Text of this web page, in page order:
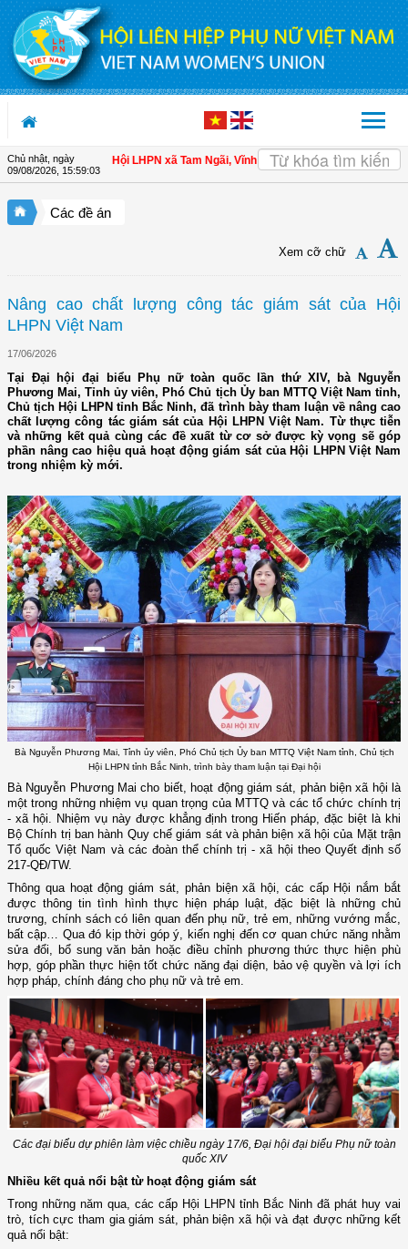
Truy cập nội dung luôn
Chủ nhật, ngày
09/08/2026, 15:59:04
hội viên | Hội LHPN xã Tam Ngãi, Vĩnh Long sơ kết công tác Hội và phong
Các đề án
Xem cỡ chữ
Nâng cao chất lượng công tác giám sát của Hội
LHPN Việt Nam
17/06/2026
Tại Đại hội đại biểu Phụ nữ toàn quốc lần thứ XIV, bà Nguyễn
Phương Mai, Tỉnh ủy viên, Phó Chủ tịch Ủy ban MTTQ Việt Nam tỉnh,
Chủ tịch Hội LHPN tỉnh Bắc Ninh, đã trình bày tham luận về nâng cao
chất lượng công tác giám sát của Hội LHPN Việt Nam. Từ thực tiễn
và những kết quả cùng các đề xuất từ cơ sở được kỳ vọng sẽ góp
phần nâng cao hiệu quả hoạt động giám sát của Hội LHPN Việt Nam
trong nhiệm kỳ mới.
Bà Nguyễn Phương Mai, Tỉnh ủy viên, Phó Chủ tịch Ủy ban MTTQ Việt Nam tỉnh, Chủ tịch
Hội LHPN tỉnh Bắc Ninh, trình bày tham luận tại Đại hội
Bà Nguyễn Phương Mai cho biết, hoạt động giám sát, phản biện xã hội là
một trong những nhiệm vụ quan trọng của MTTQ và các tổ chức chính trị
- xã hội. Nhiệm vụ này được khẳng định trong Hiến pháp, đặc biệt là khi
Bộ Chính trị ban hành Quy chế giám sát và phản biện xã hội của Mặt trận
Tổ quốc Việt Nam và các đoàn thể chính trị - xã hội theo Quyết định số
217-QĐ/TW.
Thông qua hoạt động giám sát, phản biện xã hội, các cấp Hội nắm bắt
được thông tin tình hình thực hiện pháp luật, đặc biệt là những chủ
trương, chính sách có liên quan đến phụ nữ, trẻ em, những vướng mắc,
bất cập… Qua đó kịp thời góp ý, kiến nghị đến cơ quan chức năng nhằm
sửa đổi, bổ sung văn bản hoặc điều chỉnh phương thức thực hiện phù
hợp, góp phần thực hiện tốt chức năng đại diện, bảo vệ quyền và lợi ích
hợp pháp, chính đáng cho phụ nữ và trẻ em.
Các đại biểu dự phiên làm việc chiều ngày 17/6, Đại hội đại biểu Phụ nữ toàn
quốc XIV
Nhiều kết quả nổi bật từ hoạt động giám sát
Trong những năm qua, các cấp Hội LHPN tỉnh Bắc Ninh đã phát huy vai
trò, tích cực tham gia giám sát, phản biện xã hội và đạt được những kết
quả nổi bật: